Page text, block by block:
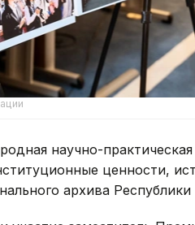
научно-
ценности,
архива Республики